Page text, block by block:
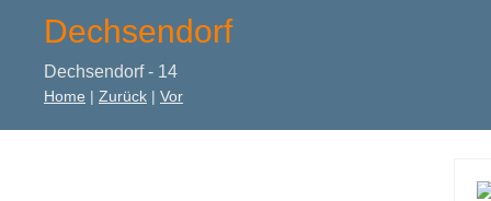
Dechsendorf
Dechsendorf - 14
Home Zurück Vor